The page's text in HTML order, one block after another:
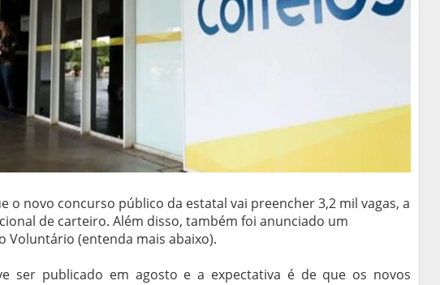
o novo concurso público da estatal vai preencher 3,2 mil vagas, a
de carteiro. Além disso, também foi anunciado um
Voluntário (entenda mais abaixo).
ser publicado em agosto e a expectativa é de que os novos